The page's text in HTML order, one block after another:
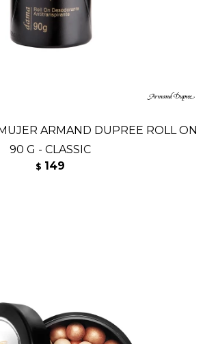
ARMAND DUPREE ROLL ON
90 G - CLASSIC
$ 149